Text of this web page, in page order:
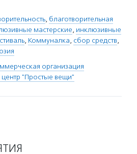
, благотворительная
мастерские, инклюзивные
, Коммуналка, сбор средств,
организация
центр "Простые вещи"